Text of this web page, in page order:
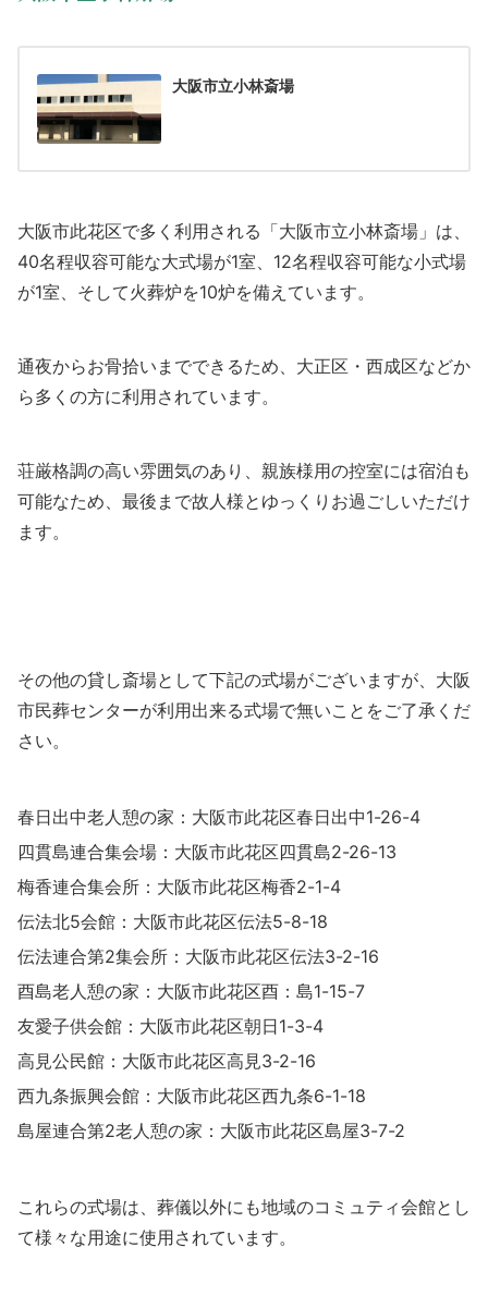
大阪市立小林斎場
大阪市此花区で多く利用される「大阪市立小林斎場」は、
40名程収容可能な大式場が1室、12名程収容可能な小式場
が1室、そして火葬炉を10炉を備えています。
通夜からお骨拾いまでできるため、大正区・西成区などか
ら多くの方に利用されています。
荘厳格調の高い雰囲気のあり、親族様用の控室には宿泊も
可能なため、最後まで故人様とゆっくりお過ごしいただけ
ます。
その他の貸し斎場として下記の式場がございますが、大阪
市民葬センターが利用出来る式場で無いことをご了承くだ
さい。
春日出中老人憩の家：大阪市此花区春日出中1-26-4
四貫島連合集会場：大阪市此花区四貫島2-26-13
梅香連合集会所：大阪市此花区梅香2-1-4
伝法北5会館：大阪市此花区伝法5-8-18
伝法連合第2集会所：大阪市此花区伝法3-2-16
酉島老人憩の家：大阪市此花区酉：島1-15-7
友愛子供会館：大阪市此花区朝日1-3-4
高見公民館：大阪市此花区高見3-2-16
西九条振興会館：大阪市此花区西九条6-1-18
島屋連合第2老人憩の家：大阪市此花区島屋3-7-2
これらの式場は、葬儀以外にも地域のコミュティ会館とし
て様々な用途に使用されています。